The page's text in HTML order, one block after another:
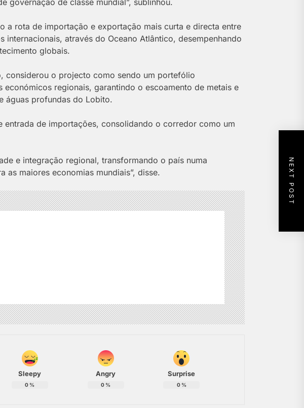
governação de classe mundial”, sublinhou.
rota de importação e exportação mais curta e directa entre
através do Oceano Atlântico, desempenhando
globais.
considerou o projecto como sendo um portefólio
regionais, garantindo o escoamento de metais e
águas profundas do Lobito.
de importações, consolidando o corredor como um
e integração regional, transformando o país numa
maiores economias mundiais”, disse.
Sleepy
0 %
Angry
0 %
Surprise
0%
NEXT POST